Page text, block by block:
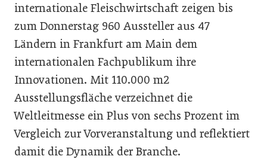
internationale Fleischwirtschaft zeigen bis
zum Donnerstag 960 Aussteller aus 47
Ländern in Frankfurt am Main dem
internationalen Fachpublikum ihre
Innovationen. Mit 110.000 m2
Ausstellungsfläche verzeichnet die
Weltleitmesse ein Plus von sechs Prozent im
Vergleich zur Vorveranstaltung und reflektiert
damit die Dynamik der Branche.